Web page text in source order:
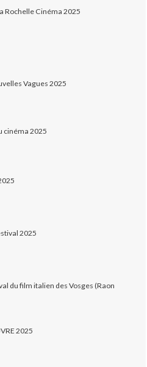
Rochelle Cinéma 2025
Vagues 2025
cinéma 2025
2025
du film italien des Vosges (Raon
2025